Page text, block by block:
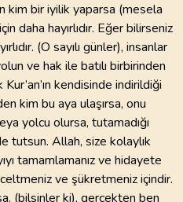
kim bir iyilik yaparsa (mesela
daha hayırlıdır. Eğer bilirseniz
(O sayılı günler), insanlar
ve hak ile batılı birbirinden
kendisinde indirildiği
kim bu aya ulaşırsa, onu
yolcu olursa, tutamadığı
tutsun. Allah, size kolaylık
tamamlamanız ve hidayete
ve şükretmeniz içindir.
(bilsinler ki), gerçekten ben